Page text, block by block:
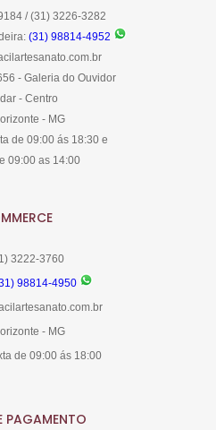
/ (31) 3226-3282
(31) 98814-4952
- Galeria do Ouvidor
- Centro
- MG
de 09:00 ás 18:30 e
09:00 as 14:00
3222-3760
98814-4950
- MG
de 09:00 ás 18:00
PAGAMENTO